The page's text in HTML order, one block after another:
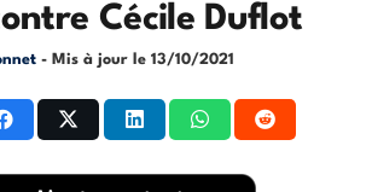
Cécile Duflot
- Mis à jour le 13/10/2021